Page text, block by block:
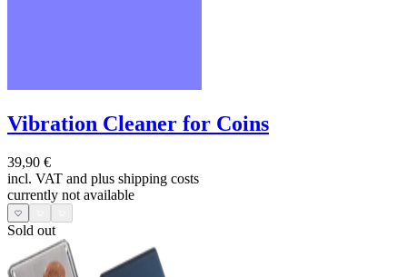
Vibration Cleaner for Coins
39,90 €
incl. VAT and plus shipping costs
currently not available
Sold out